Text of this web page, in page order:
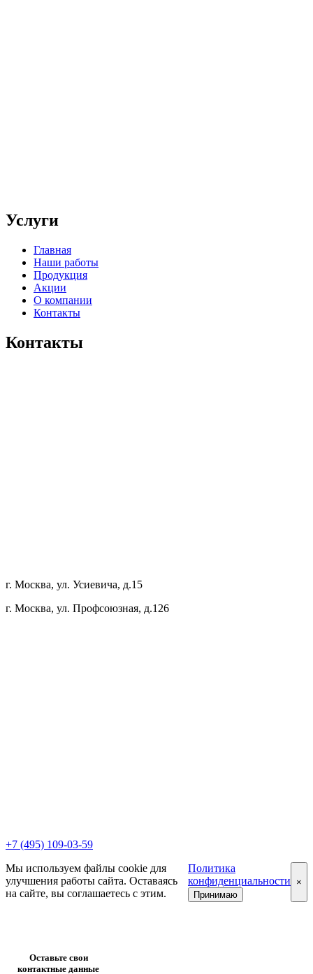
Услуги
Главная
Наши работы
Продукция
Акции
О компании
Контакты
Контакты
г. Москва, ул. Усиевича, д.15
г. Москва, ул. Профсоюзная, д.126
+7 (495) 109-03-59
Мы используем файлы cookie для
улучшения работы сайта. Оставаясь
на сайте, вы соглашаетесь с этим.
Политика
конфиденциальности
Принимаю
×
Оставьте свои
контактные данные